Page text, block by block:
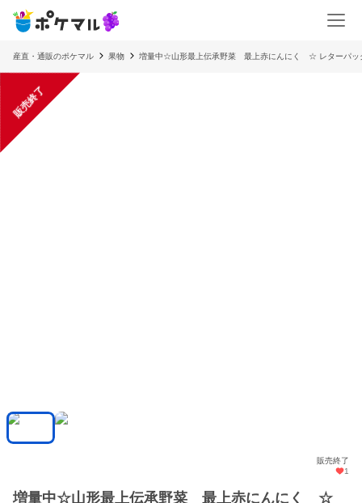
産直・通販のポケマル 果物 増量中☆山形最上伝承野菜 最上赤にんにく ☆ レターパッ
販売終了
販売終了
1
増量中☆山形最上伝承野菜 最上赤にんにく ☆